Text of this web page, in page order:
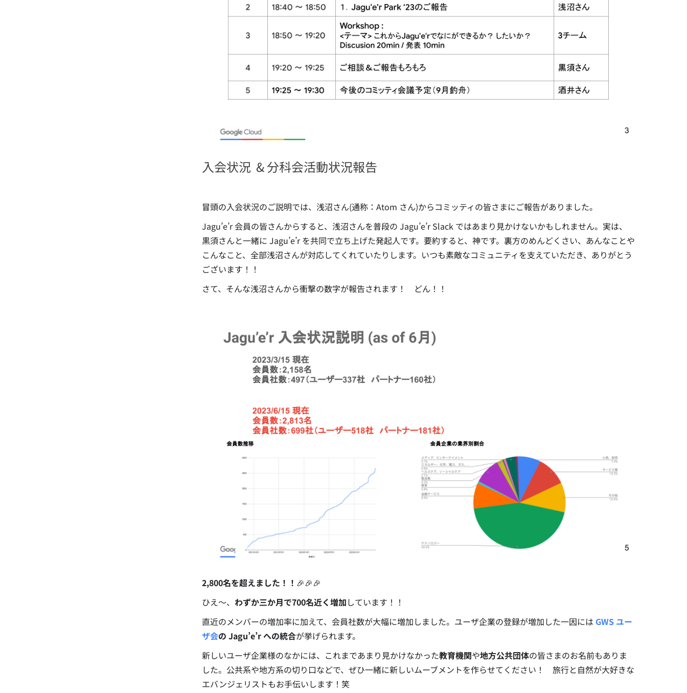
入会状況 & 分科会活動状況報告
冒頭の入会状況のご説明では、浅沼さん(通称：Atom さん)からコミッティの皆さまにご報告がありました。
Jagu’e’r 会員の皆さんからすると、浅沼さんを普段の Jagu’e’r Slack ではあまり見かけないかもしれません。実は、
黒須さんと一緒に Jagu’e’r を共同で立ち上げた発起人です。要約すると、神です。 裏方のめんどくさい、あんなことや
こんなこと、全部浅沼さんが対応してくれていたりします。いつも素敵なコミュニティを支えていただき、ありがとう
ございます！！
さて、そんな浅沼さんから衝撃の数字が報告されます！ どん！！
2,800名を超えました！！ 🎉🎉🎉
ひえ～、 わずか三か月で700名近く増加しています！！
直近のメンバーの増加率に加えて、会員社数が大幅に増加しました。 ユーザ企業の登録が増加した一因には GWS ユー
ザ会の Jagu’e’r への統合が挙げられます。
新しいユーザ企業様のなかには、これまであまり見かけなかった教育機関や地方公共団体の皆さまのお名前もありま
した。 公共系や地方系の切り口などで、ぜひ一緒に新しいムーブメントを作らせてください！ 旅行と自然が大好きな
エバンジェリストもお手伝いします！笑